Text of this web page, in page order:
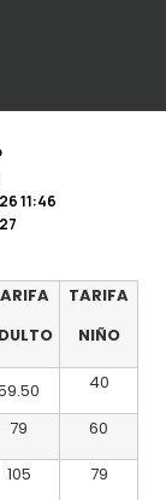
11:46
TARIFA
NIÑO
40
79 60
105
79